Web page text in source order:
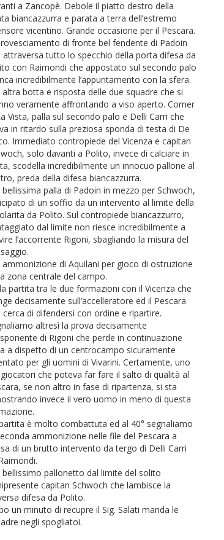
a Zancopè. Debole il piatto destro della
biancazzurra e parata a terra dell’estremo
vicentino. Grande occasione per il Pescara.
di fronte bel fendente di Padoin
attraversa tutto lo specchio della porta difesa da
con Raimondi che appostato sul secondo palo
incredibilmente l’appuntamento con la sfera.
altra botta e risposta delle due squadre che si
veramente affrontando a viso aperto. Corner
Vista, palla sul secondo palo e Delli Carri che
in ritardo sulla preziosa sponda di testa di De
Immediato contropiede del Vicenza e capitan
solo davanti a Polito, invece di calciare in
scodella incredibilmente un innocuo pallone al
preda della difesa biancazzurra.
bellissima palla di Padoin in mezzo per Schwoch,
di un soffio da un intervento al limite della
da Polito. Sul contropiede biancazzurro,
dal limite non riesce incredibilmente a
l’accorrente Rigoni, sbagliando la misura del
ammonizione di Aquilani per gioco di ostruzione
zona centrale del campo.
partita tra le due formazioni con il Vicenza che
decisamente sull’accelleratore ed il Pescara
cerca di difendersi con ordine e ripartire.
altresì la prova decisamente
di Rigoni che perde in continuazione
a dispetto di un centrocampo sicuramente
per gli uomini di Vivarini. Certamente, uno
che poteva far fare il salto di qualità al
se non altro in fase di ripartenza, si sta
invece il vero uomo in meno di questa
è molto combattuta ed al 40° segnaliamo
ammonizione nelle file del Pescara a
di un brutto intervento da tergo di Delli Carri
bellissimo pallonetto dal limite del solito
capitan Schwoch che lambisce la
difesa da Polito.
un minuto di recupre il Sig. Salati manda le
negli spogliatoi.